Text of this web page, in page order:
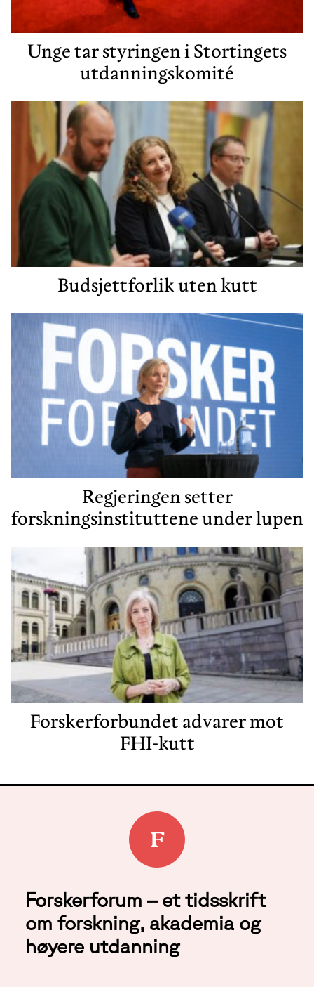
Unge tar styringen i Stortingets
utdanningskomité
Budsjettforlik uten kutt
Regjeringen setter
forskningsinstituttene under lupen
Forskerforbundet advarer mot
FHI-kutt
Forskerforum – et tidsskrift
om forskning, akademia og
høyere utdanning